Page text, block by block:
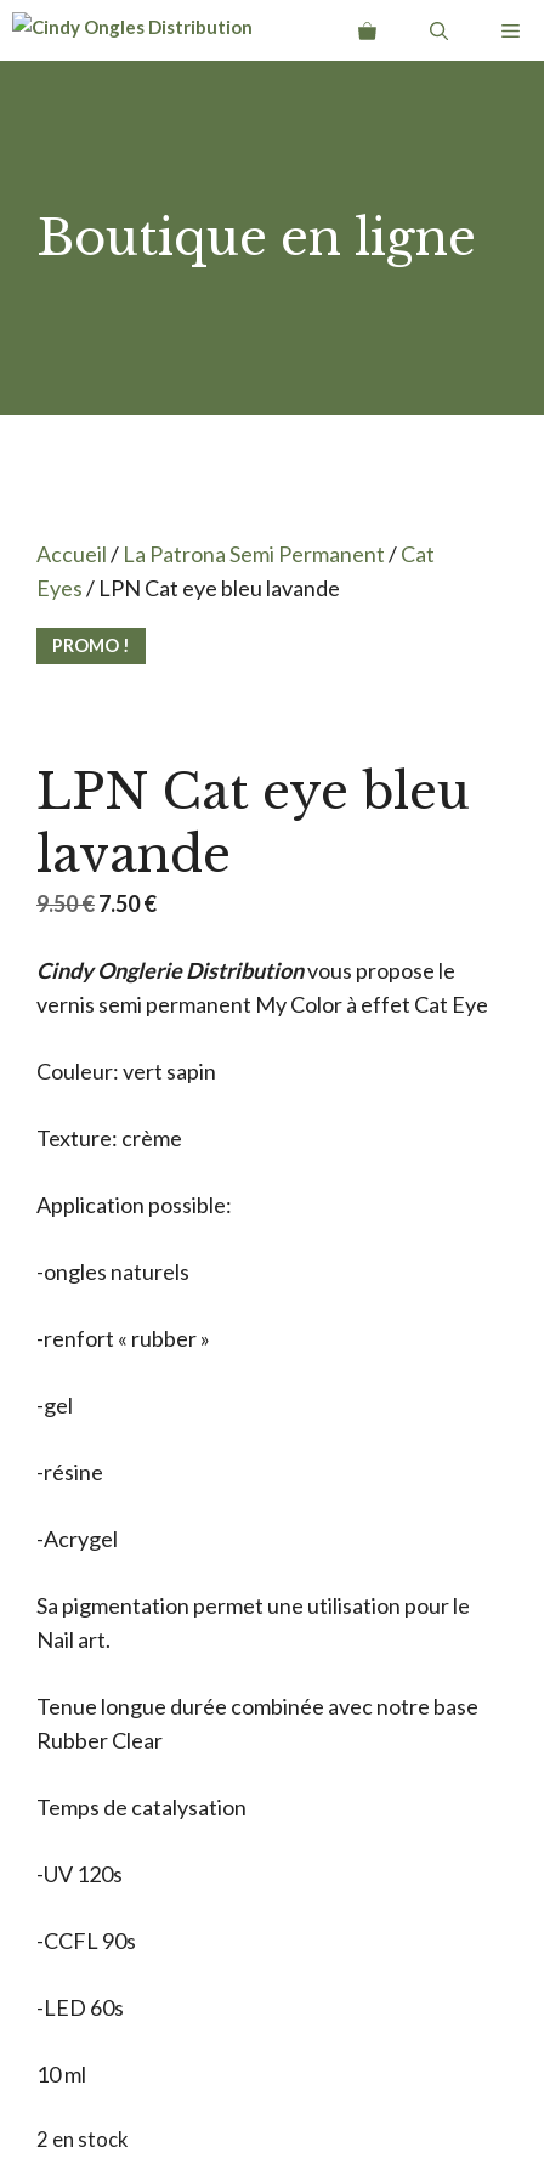
Aller
Boutique en ligne
Accueil/ La Patrona Semi Permanent/Cat
Eyes/ LPN Cat eye bleu lavande
PROMO !
LPN Cat eye bleu
lavande
9.50€Le
initial
était :
7.50€Le
actuel
est :
Cindy Onglerie Distributionvous propose le
vernis semi permanent My Color à effet Cat Eye
Couleur: vert sapin
Texture: crème
Application possible:
-ongles naturels
-renfort « rubber »
-gel
-résine
-Acrygel
Sa pigmentation permet une utilisation pour le
Nail art.
Tenue longue durée combinée avec notre base
Rubber Clear
Temps de catalysation
-UV 120s
-CCFL 90s
-LED 60s
10 ml
2 en stock